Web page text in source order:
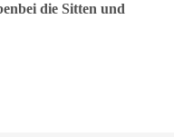
die Sitten und